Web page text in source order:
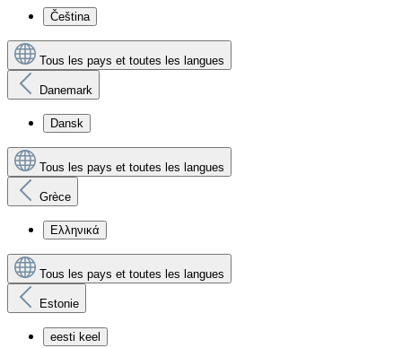
Čeština
Tous les pays et toutes les langues
Danemark
Dansk
Tous les pays et toutes les langues
Grèce
Ελληνικά
Tous les pays et toutes les langues
Estonie
eesti keel